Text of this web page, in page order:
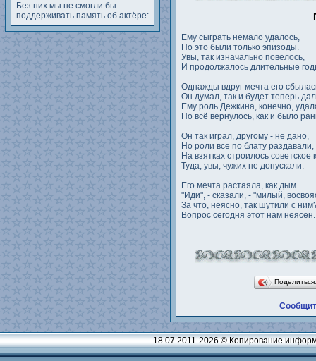
Без них мы не смогли бы
поддерживать память об актёре:
Ему сыграть немало удалось,
Но это были только эпизоды.
Увы, так изначально повелось,
И продолжалось длительные
Однажды вдруг мечта его
Он думал, так и будет теперь
Ему роль Дежкина, конечно,
Но всё вернулось, как и было
Он так играл, другому - не дано,
Но роли все по блату раздавали,
На взятках строилось советское
Туда, увы, чужих не допускали.
Его мечта растаяла, как дым.
"Иди", - сказали, - "милый,
За что, неясно, так шутили с
Вопрос сегодня этот нам неясен.
18.07.2011-2026 © Копирование